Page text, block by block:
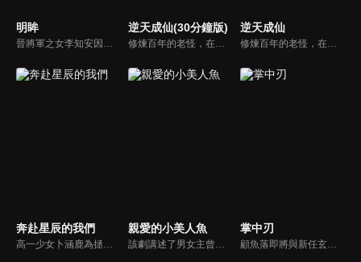
明眸
晉將軍之女李知安因眼疾下嫁南梁質子朱懷琛，卻遭其背叛，一朝重生，李知安恢復了視力，決心裝盲報仇，在南梁世子朱懷瑾的幫助下，二人攜手撥亂反正，最終收穫了真正的愛情的故事。
逆天成仙(30分鐘版)
修煉百年的老怪，在渡劫飛升之際慘遭百道雷劫轟殺，形神俱滅。沒想到魂魄竟意外穿越到趙家廢柴四公子趙飛揚。開局便有三份婚約找上門，原本任人欺凌的他，也覺醒了逆天雷劫之力！就此強勢崛起，一路橫掃敵手，重返巔峰！
逆天成仙
修煉百年的老怪，在渡劫飛升之際慘遭百道雷劫轟殺，形神俱滅。沒想到魂魄竟意外穿越到趙家廢柴四公子趙飛揚。開局便有三份婚約找上門，原本任人欺凌的他，也覺醒了逆天雷劫之力！就此強勢崛起，一路橫掃敵手，重返巔峰！
奔赴星辰的我們 親愛的小美人魚 掌中刃
顧魚落即將與新任玄機閣閣主顧朝夕成婚之際，顧朝夕遭人暗殺了。為穩定局勢，魚落得找個人來假扮顧朝夕。而太子殷晝為避禍調查潛入顧家，假扮顧朝夕。殷晝人前溫柔繾綣，人後殺伐果斷，卻發現魚落的夫君竟正是當年他失蹤的大哥。各自懷揣秘密的二人從針鋒相對到互生情愫，最終心意相通。